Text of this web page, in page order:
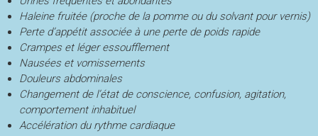
Haleine fruitée (proche de la pomme ou du solvant pour vernis)
Perte d’appétit associée à une perte de poids rapide
Crampes et léger essoufflement
Nausées et vomissements
Douleurs abdominales
Changement de l’état de conscience, confusion, agitation,
comportement inhabituel
Accélération du rythme cardiaque